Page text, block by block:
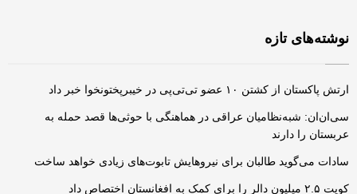
نوشته‌های تازه
ارتش پاکستان از کشتن ۱۰ عضو تی‌تی‌پی در خیبرپختونخوا خبر داد
سی‌ان‌ان: شبه‌نظامیان عراقی در هماهنگی با حوثی‌ها قصد حمله به
عربستان را دارند
سادات می‌گوید طالبان برای نیروهایش تابوت‌های زیادی خواهد ساخت
کویت ۲.۵ میلیون دالر را برای کمک به افغانستان اختصاص داد